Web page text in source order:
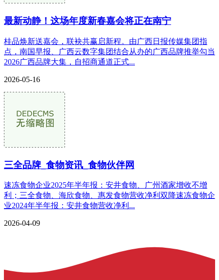
最新动静！这场年度新春嘉会将正在南宁
桂品焕新送嘉会，联袂共赢启新程。由广西日报传媒集团指
点，南国早报、广西云数字集团结合从办的广西品牌推举勾当
2026广西品牌大集，自招商通道正式...
2026-05-16
三全品牌_食物资讯_食物伙伴网
速冻食物企业2025年半年报：安井食物、广州酒家增收不增
利；三全食物、海欣食物、惠发食物营收净利双降速冻食物企
业2024年半年报：安井食物营收净利...
2026-04-09